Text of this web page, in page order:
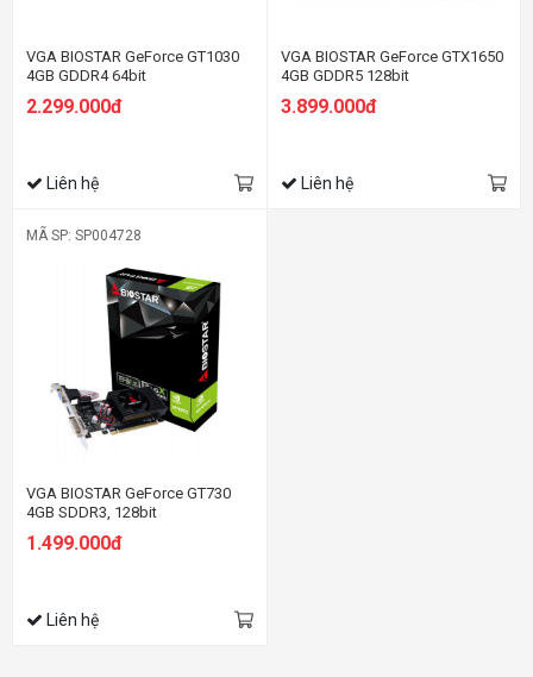
VGA BIOSTAR GeForce GT1030
4GB GDDR4 64bit
2.299.000đ
Liên hệ
VGA BIOSTAR GeForce GTX1650
4GB GDDR5 128bit
3.899.000đ
Liên hệ
MÃ SP: SP004728
VGA BIOSTAR GeForce GT730
4GB SDDR3, 128bit
1.499.000đ
Liên hệ